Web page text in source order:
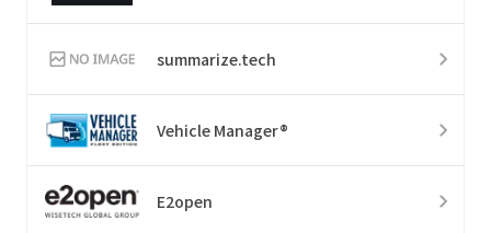
summarize.tech
Vehicle Manager®
E2open